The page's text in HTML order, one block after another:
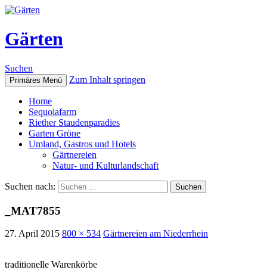
Gärten
Suchen
Primäres Menü Zum Inhalt springen
Home
Sequoiafarm
Riether Staudenparadies
Garten Gröne
Umland, Gastros und Hotels
Gärtnereien
Natur- und Kulturlandschaft
Suchen nach:
_MAT7855
27. April 2015 800 × 534 Gärtnereien am Niederrhein
traditionelle Warenkörbe